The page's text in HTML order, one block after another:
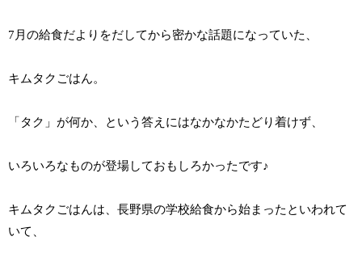
7月の給食だよりをだしてから密かな話題になっていた、
キムタクごはん。
「タク」が何か、という答えにはなかなかたどり着けず、
いろいろなものが登場しておもしろかったです♪
キムタクごはんは、長野県の学校給食から始まったといわれて
いて、